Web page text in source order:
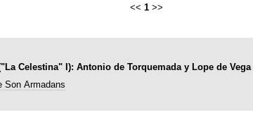
<< 1 >>
Celestina" I): Antonio de Torquemada y Lope de Vega
Son Armadans